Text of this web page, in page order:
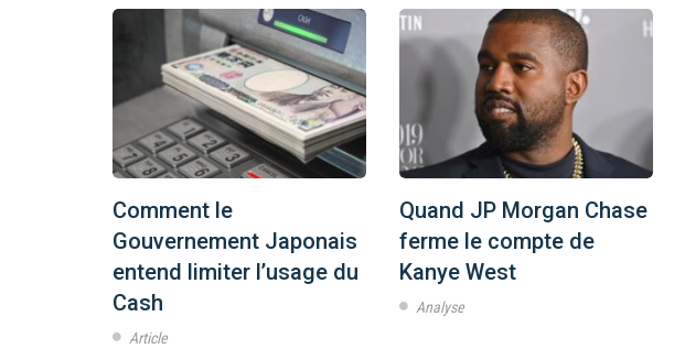
Comment le
Gouvernement Japonais
entend limiter l’usage du
Cash
Article
Quand JP Morgan Chase
ferme le compte de
Kanye West
Analyse